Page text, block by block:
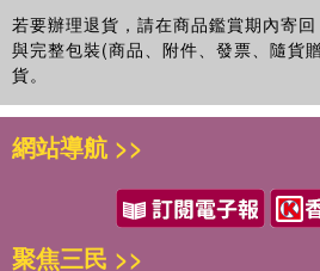
若要辦理退貨，請在商品鑑賞期內寄
與完整包裝(商品、附件、發票、隨貨
貨。
網站導航 >>
聚焦三民 >>